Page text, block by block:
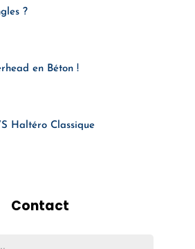
?
en Béton !
Haltéro Classique
Contact